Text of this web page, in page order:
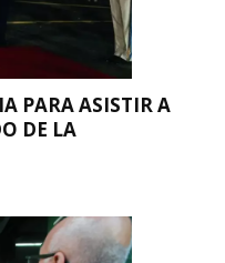
PARA ASISTIR A
DE LA